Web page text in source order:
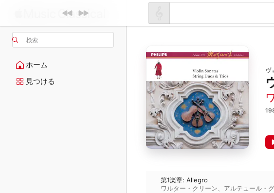
検索
ホーム
見つける
ヴ
第1楽章: Allegro
ワルター・クリーン
アルテュール・